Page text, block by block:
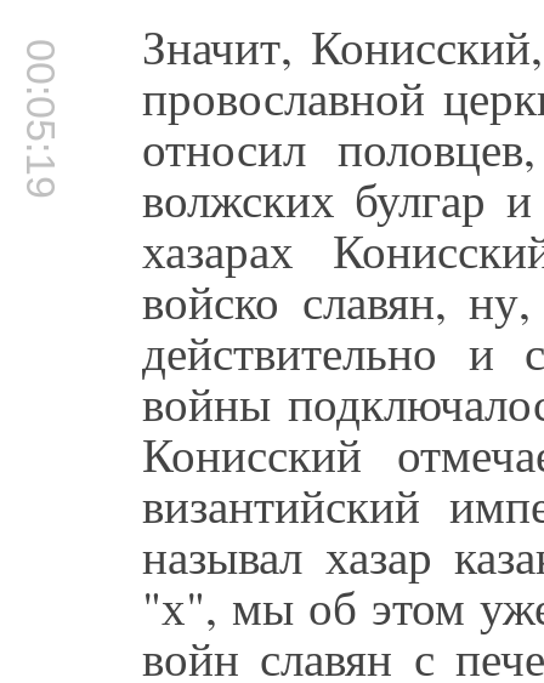
00:05:19 Значит,
провославной
относил
волжских булгар
хазарах
войско славян,
действительно и
войны
Конисский
византийский
называл хазар
"х", мы об этом
войн славян с